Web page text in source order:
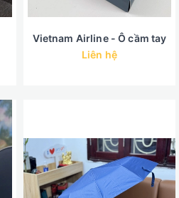
Vietnam Airline - Ô cầm tay
Liên hệ